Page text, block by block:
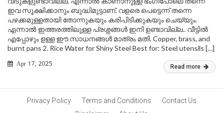
ഇവ സൂക്ഷിക്കാനും ബുദ്ധിമുട്ടാണ്. വളരെ പെട്ടെന്ന് തന്നെ
പഴക്കമുള്ളതായി തോന്നുകയും കരിപിടിക്കുകയും ചെയ്യും.
എന്നാൽ ഇത്തരത്തിലുള്ള പ്രശ്നങ്ങൾ ഇനി ഉണ്ടാവില്ല.. വീട്ടിൽ
എപ്പോഴും ഉള്ള ഈ സാധനങ്ങൾ മാത്രം മതി. Copper, brass, and
burnt pans 2. Rice Water for Shiny Steel Best for: Steel utensils […]
Apr 17, 2025 Read more
Privacy Policy Terms and Conditions
Contact Us